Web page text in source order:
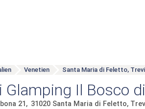
Venetien Santa Maria di Feletto,
Glamping Il Bosco
21 31020 Santa Maria di Feletto,